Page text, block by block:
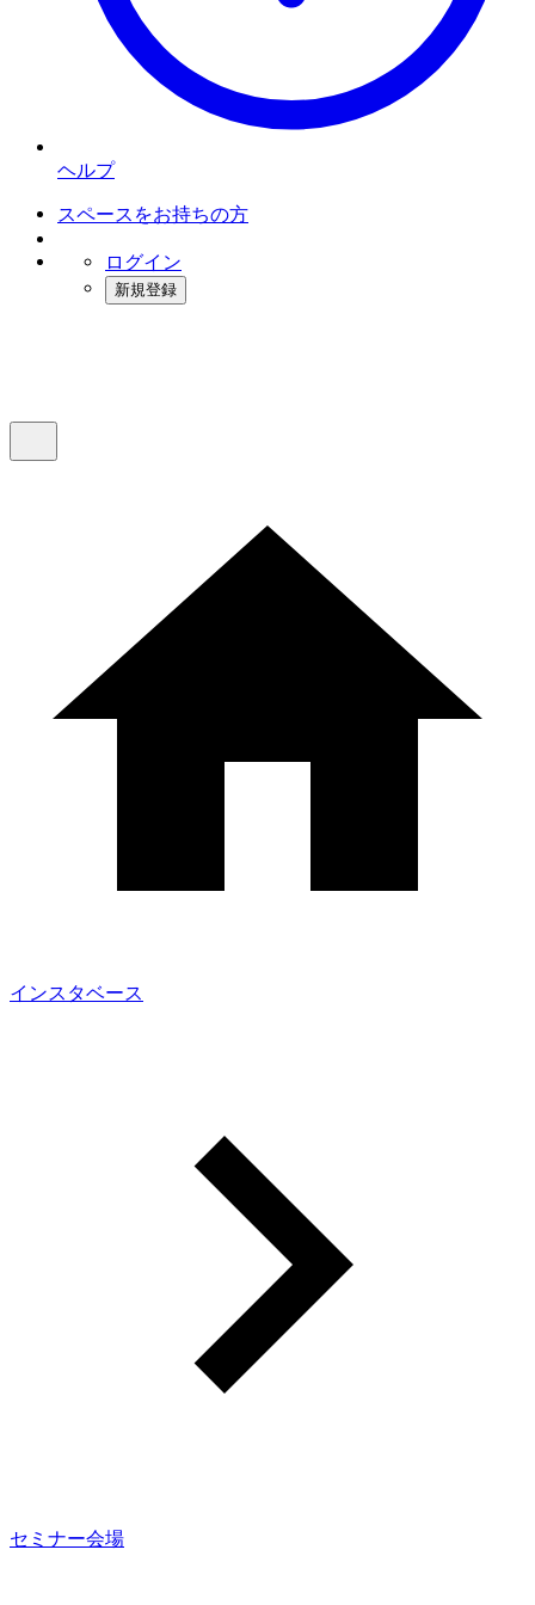
ヘルプ
スペースをお持ちの方
ログイン
新規登録
インスタベース
セミナー会場